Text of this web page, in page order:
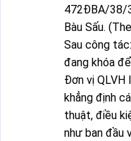
472ĐBA/38/
Bàu Sấu.
Sau công
đang khóa
Đơn vị QLVH
khẳng định
thuật, điều
như ban đầu